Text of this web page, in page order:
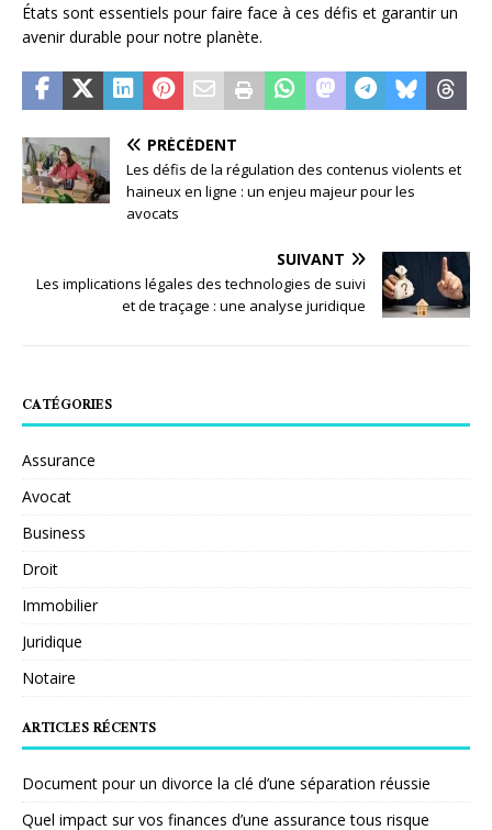
États sont essentiels pour faire face à ces défis et garantir un
avenir durable pour notre planète.
PRÉCÉDENT
Les défis de la régulation des contenus violents et
haineux en ligne : un enjeu majeur pour les
avocats
SUIVANT
Les implications légales des technologies de suivi
et de traçage : une analyse juridique
CATÉGORIES
Assurance
Avocat
Business
Droit
Immobilier
Juridique
Notaire
ARTICLES RÉCENTS
Document pour un divorce la clé d’une séparation réussie
Quel impact sur vos finances d’une assurance tous risque